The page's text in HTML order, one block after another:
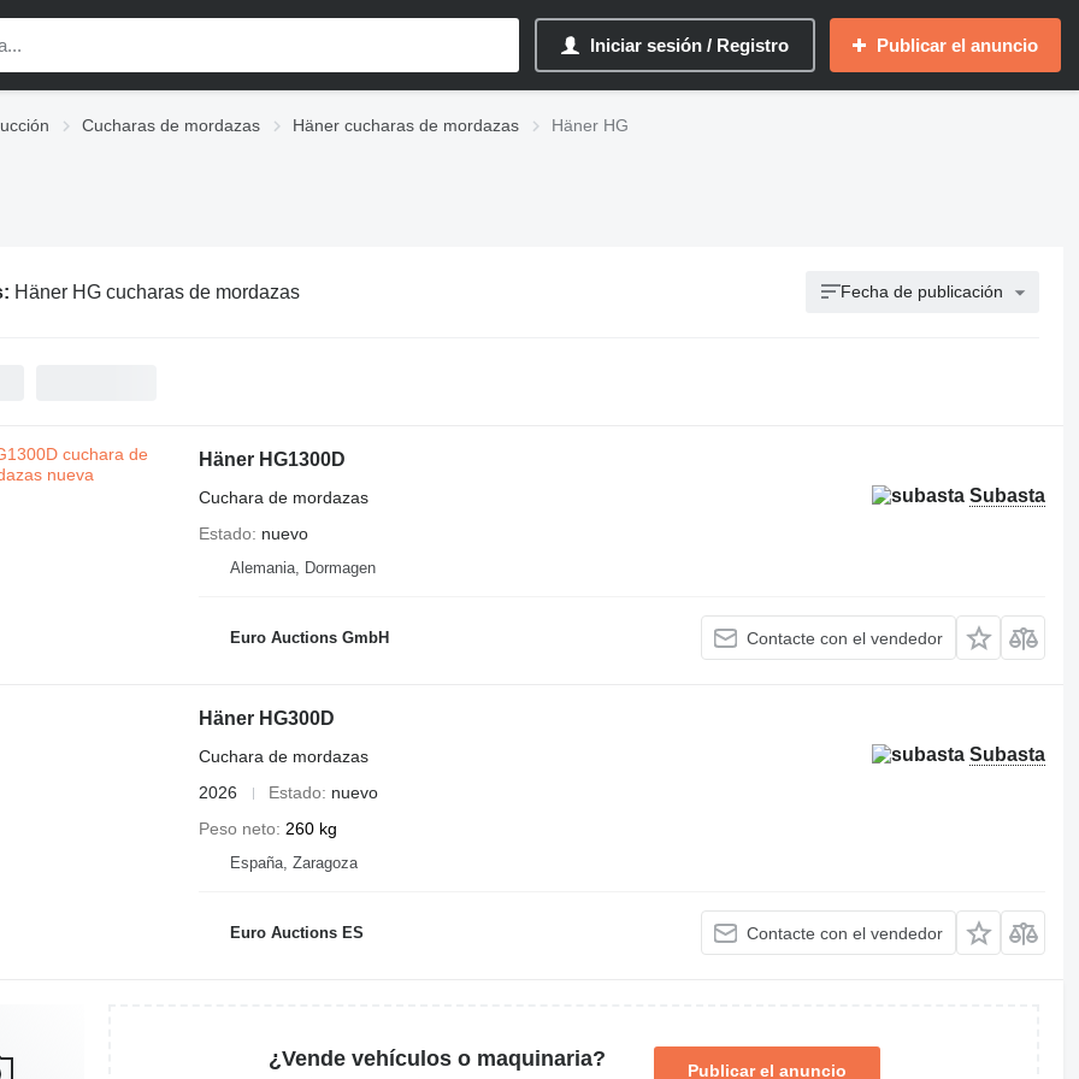
Iniciar sesión / Registro Publicar el anuncio
Cucharas de mordazas Häner cucharas de mordazas Häner HG
Häner HG cucharas de mordazas Fecha de publicación
Häner HG1300D
Subasta
Cuchara de mordazas
Estado
nuevo
Alemania, Dormagen
Euro Auctions GmbH Contacte con el vendedor
Häner HG300D
Subasta
Cuchara de mordazas
2026
Estado
nuevo
Peso neto
260 kg
España, Zaragoza
Euro Auctions ES Contacte con el vendedor
¿Vende vehículos o maquinaria?
Publicar el anuncio